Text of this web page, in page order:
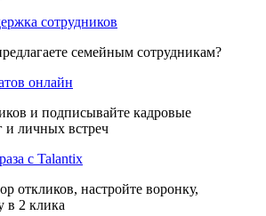
сотрудников
семейным сотрудникам?
онлайн
и подписывайте кадровые
и личных встреч
с Talantix
откликов, настройте воронку,
в 2 клика